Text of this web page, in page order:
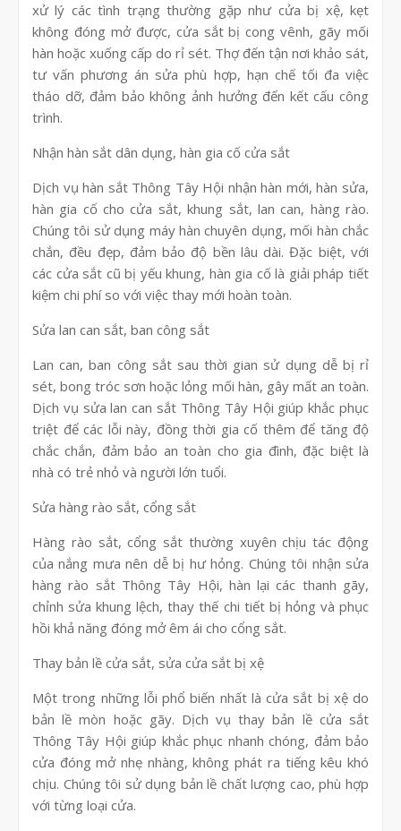
xử lý các tình trạng thường gặp như cửa bị xệ, kẹt
không đóng mở được, cửa sắt bị cong vênh, gãy mối
hàn hoặc xuống cấp do rỉ sét. Thợ đến tận nơi khảo sát,
tư vấn phương án sửa phù hợp, hạn chế tối đa việc
tháo dỡ, đảm bảo không ảnh hưởng đến kết cấu công
trình.
Nhận hàn sắt dân dụng, hàn gia cố cửa sắt
Dịch vụ hàn sắt Thông Tây Hội nhận hàn mới, hàn sửa,
hàn gia cố cho cửa sắt, khung sắt, lan can, hàng rào.
Chúng tôi sử dụng máy hàn chuyên dụng, mối hàn chắc
chắn, đều đẹp, đảm bảo độ bền lâu dài. Đặc biệt, với
các cửa sắt cũ bị yếu khung, hàn gia cố là giải pháp tiết
kiệm chi phí so với việc thay mới hoàn toàn.
Sửa lan can sắt, ban công sắt
Lan can, ban công sắt sau thời gian sử dụng dễ bị rỉ
sét, bong tróc sơn hoặc lỏng mối hàn, gây mất an toàn.
Dịch vụ sửa lan can sắt Thông Tây Hội giúp khắc phục
triệt để các lỗi này, đồng thời gia cố thêm để tăng độ
chắc chắn, đảm bảo an toàn cho gia đình, đặc biệt là
nhà có trẻ nhỏ và người lớn tuổi.
Sửa hàng rào sắt, cổng sắt
Hàng rào sắt, cổng sắt thường xuyên chịu tác động
của nắng mưa nên dễ bị hư hỏng. Chúng tôi nhận sửa
hàng rào sắt Thông Tây Hội, hàn lại các thanh gãy,
chỉnh sửa khung lệch, thay thế chi tiết bị hỏng và phục
hồi khả năng đóng mở êm ái cho cổng sắt.
Thay bản lề cửa sắt, sửa cửa sắt bị xệ
Một trong những lỗi phổ biến nhất là cửa sắt bị xệ do
bản lề mòn hoặc gãy. Dịch vụ thay bản lề cửa sắt
Thông Tây Hội giúp khắc phục nhanh chóng, đảm bảo
cửa đóng mở nhẹ nhàng, không phát ra tiếng kêu khó
chịu. Chúng tôi sử dụng bản lề chất lượng cao, phù hợp
với từng loại cửa.